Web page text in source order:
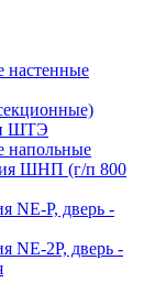
ШТЭ
напольные
ШНП (г/п 800
NE-P, дверь -
NE-2P, дверь -